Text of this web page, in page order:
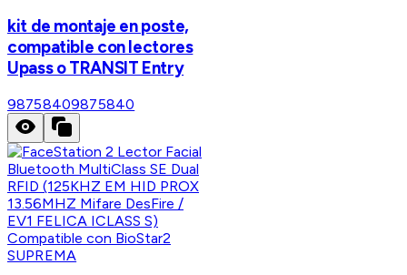
kit de montaje en poste,
compatible con lectores
Upass o TRANSIT Entry
98758409875840
SUPREMA